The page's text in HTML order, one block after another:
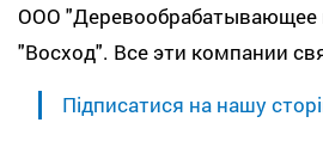
ООО "Деревообрабатывающее
"Восход". Все эти компании
Підписатися на нашу